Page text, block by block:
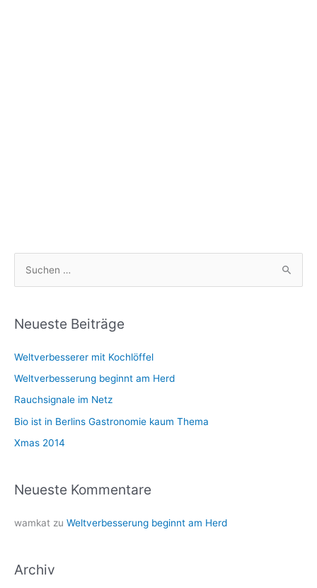
h
n
n
a
Neueste Beiträge
Weltverbesserer mit Kochlöffel
Weltverbesserung beginnt am Herd
Rauchsignale im Netz
Bio ist in Berlins Gastronomie kaum Thema
Xmas 2014
Neueste Kommentare
wamkat zu Weltverbesserung beginnt am Herd
Archiv